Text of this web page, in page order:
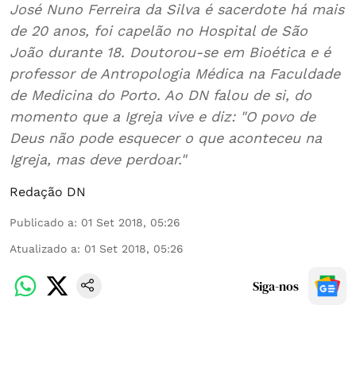
José Nuno Ferreira da Silva é sacerdote há mais
de 20 anos, foi capelão no Hospital de São
João durante 18. Doutorou-se em Bioética e é
professor de Antropologia Médica na Faculdade
de Medicina do Porto. Ao DN falou de si, do
momento que a Igreja vive e diz: "O povo de
Deus não pode esquecer o que aconteceu na
Igreja, mas deve perdoar."
Redação DN
Publicado a: 01 Set 2018, 05:26
Atualizado a: 01 Set 2018, 05:26
Siga-nos